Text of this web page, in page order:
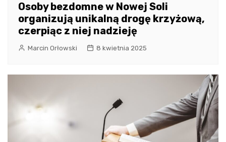
Osoby bezdomne w Nowej Soli
organizują unikalną drogę krzyżową,
czerpiąc z niej nadzieję
Marcin Orłowski 8 kwietnia 2025